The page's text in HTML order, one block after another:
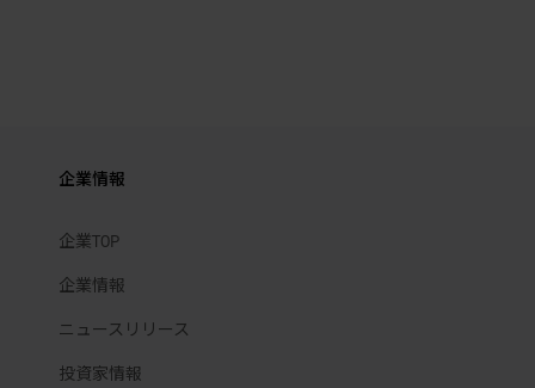
企業情報
企業TOP
企業情報
ニュースリリース
投資家情報